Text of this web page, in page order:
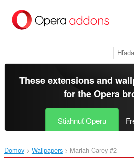
hlavný
These extensions and
for theOpera
Stiahnuť Operu
Domov Wallpapers Mariah Carey #2‎